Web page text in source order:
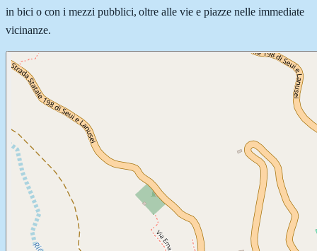
in bici o con i mezzi pubblici, oltre alle vie e piazze nelle immediate
vicinanze.